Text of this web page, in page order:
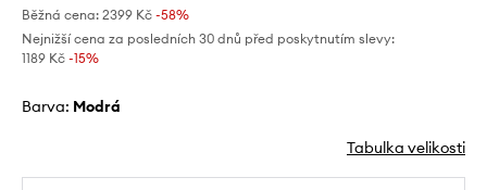
Běžná cena: 2399 Kč -58%
Nejnižší cena za posledních 30 dnů před poskytnutím slevy:
1189 Kč -15%
Barva: modrá
Tabulka velikosti